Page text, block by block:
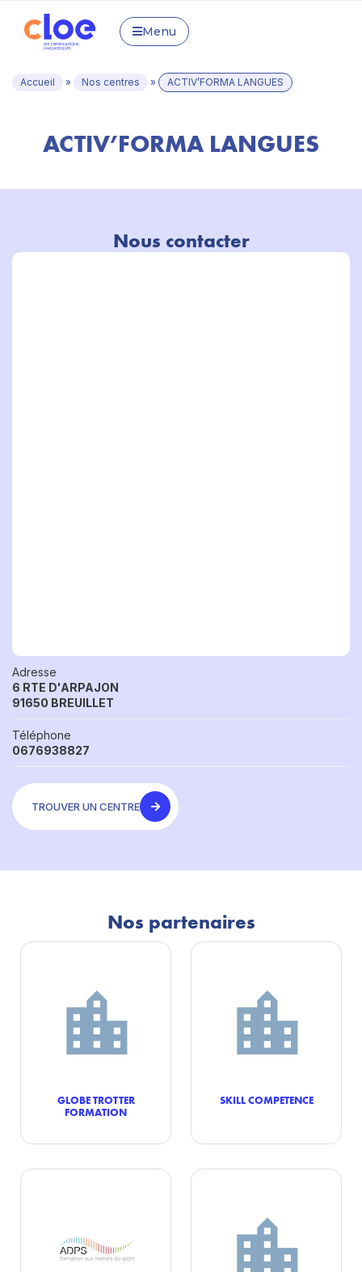
Menu
Accueil » Nos centres » ACTIV’FORMA LANGUES
ACTIV’FORMA LANGUES
Nous contacter
Adresse
6 RTE D'ARPAJON
91650 BREUILLET
Téléphone
0676938827
TROUVER UN CENTRE
Nos partenaires
GLOBE TROTTER
FORMATION
SKILL COMPETENCE